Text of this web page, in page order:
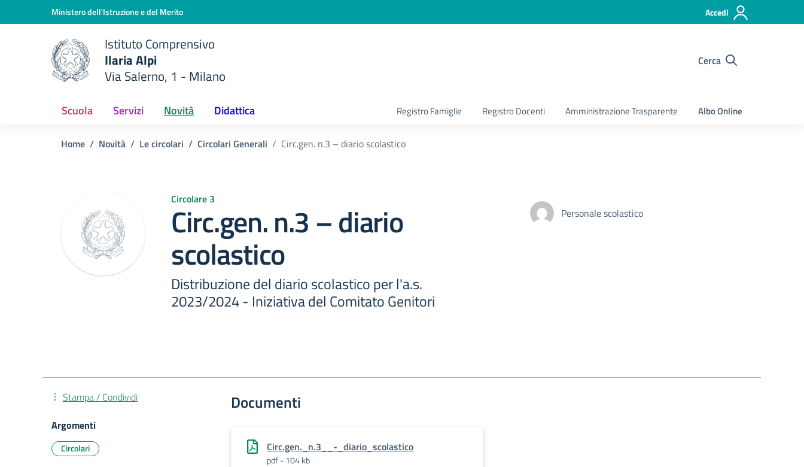
Vai ai contenuti
Vai al menu di navigazioneMinistero dell'Istruzione e del Merito Accedi
scuola
Istituto Comprensivo
Ilaria Alpi
Via Salerno, 1 - Milano
Cerca
Scuola Servizi Novità Didattica Registro Famiglie Registro Docenti Amministrazione Trasparente Albo Online
Home Novità Le circolari Circolari Generali Circ.gen. n.3 – diario scolastico
Circolare 3
Circ.gen. n.3 – diario
scolastico
Distribuzione del diario scolastico per l'a.s.
2023/2024 - Iniziativa del Comitato Genitori
Personale scolastico
Documenti
Circ.gen._n.3__-_diario_scolastico
pdf - 104 kb
Stampa / Condividi
Argomenti
Circolari